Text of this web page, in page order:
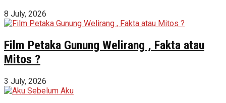
8 July, 2026
Film Petaka Gunung Welirang , Fakta atau
Mitos ?
3 July, 2026